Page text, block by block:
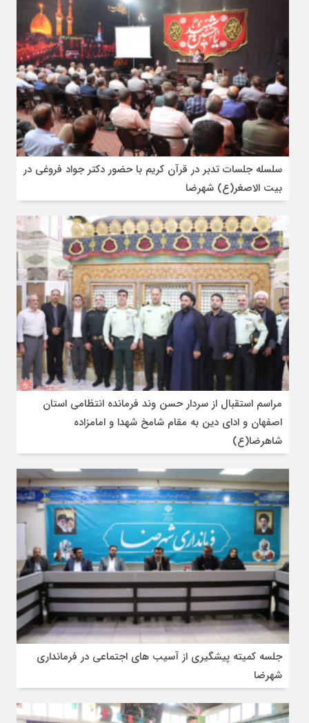
سلسله جلسات تدبر در قرآن کریم با حضور دکتر جواد فروغی در
بیت الاصغر(ع) شهرضا
مراسم استقبال از سردار حسن وند فرمانده انتظامی استان
اصفهان و ادای دین به مقام شامخ شهدا و امامزاده
شاهرضا(ع)
جلسه کمیته پیشگیری از آسیب های اجتماعی در فرمانداری
شهرضا